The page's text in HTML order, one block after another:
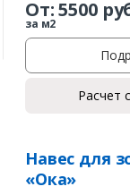
От:5500
за м2
Расчет
Навес для
«Ока»